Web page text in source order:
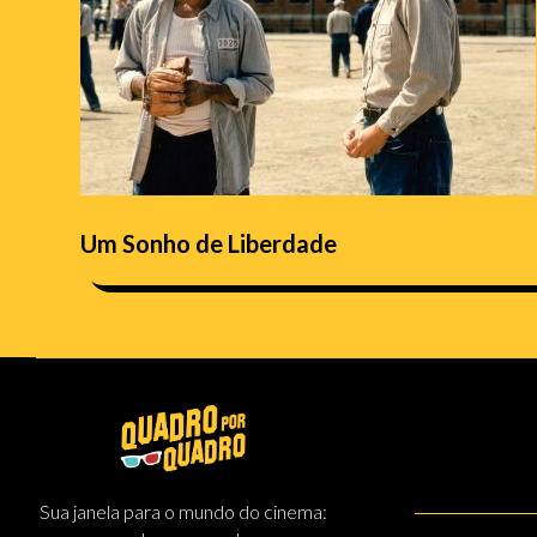
Um Sonho de Liberdade
Sua janela para o mundo do cinema: